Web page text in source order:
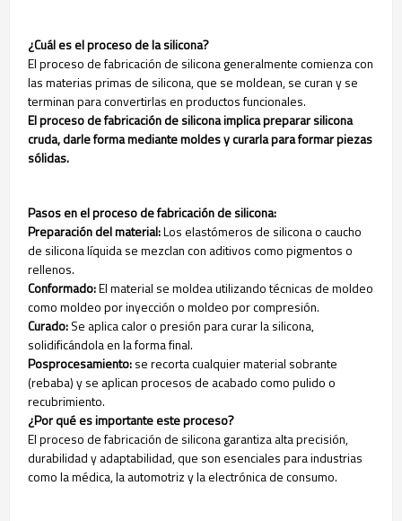
¿Cuál es el proceso de la silicona?
El proceso de fabricación de silicona generalmente comienza con
las materias primas de silicona, que se moldean, se curan y se
terminan para convertirlas en productos funcionales.
El proceso de fabricación de silicona implica preparar silicona
cruda, darle forma mediante moldes y curarla para formar piezas
sólidas.
Pasos en el proceso de fabricación de silicona:
Preparación del material:Los elastómeros de silicona o caucho
de silicona líquida se mezclan con aditivos como pigmentos o
rellenos.
Conformado:El material se moldea utilizando técnicas de moldeo
como moldeo por inyección o moldeo por compresión.
Curado:Se aplica calor o presión para curar la silicona,
solidificándola en la forma final.
Posprocesamiento:se recorta cualquier material sobrante
(rebaba) y se aplican procesos de acabado como pulido o
recubrimiento.
¿Por qué es importante este proceso?
El proceso de fabricación de silicona garantiza alta precisión,
durabilidad y adaptabilidad, que son esenciales para industrias
como la médica, la automotriz y la electrónica de consumo.